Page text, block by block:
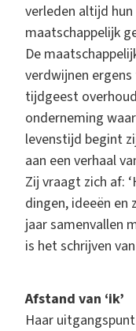
verleden altijd
maatschappelijk
De
verdwijnen
tijdgeest
onderneming
levenstijd begint
aan een verhaal
Zij vraagt zich af:
dingen, ideeën
jaar samenvallen
is het schrijven
Afstand van ‘ik’
Haar